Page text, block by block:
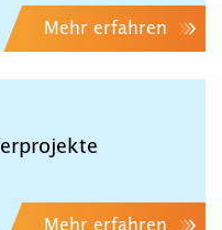
Mehr erfahren
Mehr erfahren